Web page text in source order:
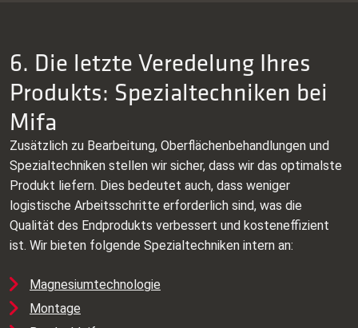
6. Die letzte Veredelung Ihres
Produkts: Spezialtechniken bei
Mifa
Zusätzlich zu Bearbeitung, Oberflächenbehandlungen und
Spezialtechniken stellen wir sicher, dass wir das optimalste
Produkt liefern. Dies bedeutet auch, dass weniger
logistische Arbeitsschritte erforderlich sind, was die
Qualität des Endprodukts verbessert und kosteneffizient
ist. Wir bieten folgende Spezialtechniken intern an:
Magnesiumtechnologie
Montage